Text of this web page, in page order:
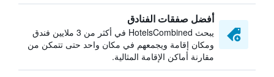
أفضل صفقات الفنادق
يبحث HotelsCombined في أكثر من 3 ملايين فندق
ومكان إقامة ويجمعهم في مكان واحد حتى تتمكن من
مقارنة أماكن الإقامة المثالية.